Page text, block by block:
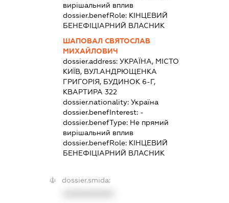
вирішальний вплив
dossier.benefRole: КІНЦЕВИЙ
БЕНЕФІЦІАРНИЙ ВЛАСНИК
ШАПОВАЛ СВЯТОСЛАВ
МИХАЙЛОВИЧ
dossier.address:УКРАЇНА, МІСТО
КИЇВ, ВУЛ.АНДРЮЩЕНКА
ГРИГОРІЯ, БУДИНОК 6-Г,
КВАРТИРА 322
dossier.nationality:Україна
dossier.benefInterest: -
dossier.benefType: Не прямий
вирішальний вплив
dossier.benefRole: КІНЦЕВИЙ
БЕНЕФІЦІАРНИЙ ВЛАСНИК
dossier.smida: